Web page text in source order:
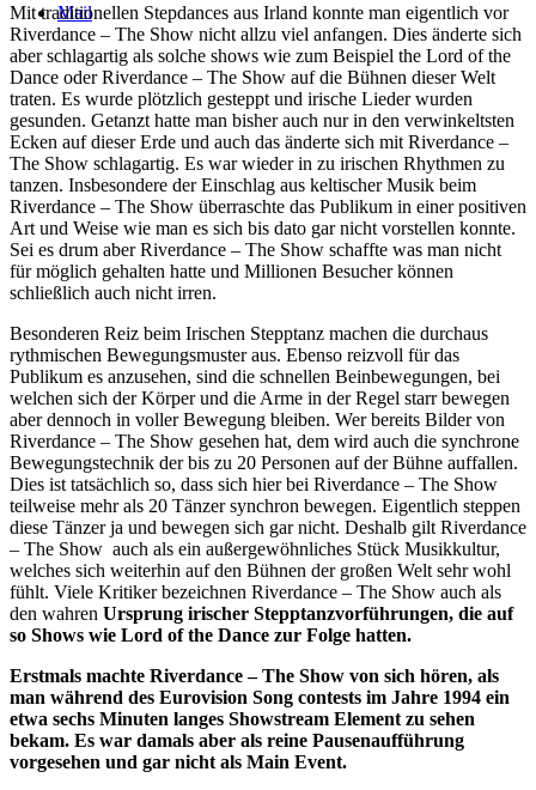
Mail
Mit traditionellen Stepdances aus Irland konnte man eigentlich vor
Riverdance – The Show nicht allzu viel anfangen. Dies änderte sich
aber schlagartig als solche shows wie zum Beispiel the Lord of the
Dance oder Riverdance – The Show auf die Bühnen dieser Welt
traten. Es wurde plötzlich gesteppt und irische Lieder wurden
gesunden. Getanzt hatte man bisher auch nur in den verwinkeltsten
Ecken auf dieser Erde und auch das änderte sich mit Riverdance –
The Show schlagartig. Es war wieder in zu irischen Rhythmen zu
tanzen. Insbesondere der Einschlag aus keltischer Musik beim
Riverdance – The Show überraschte das Publikum in einer positiven
Art und Weise wie man es sich bis dato gar nicht vorstellen konnte.
Sei es drum aber Riverdance – The Show schaffte was man nicht
für möglich gehalten hatte und Millionen Besucher können
schließlich auch nicht irren.
Besonderen Reiz beim Irischen Stepptanz machen die durchaus
rythmischen Bewegungsmuster aus. Ebenso reizvoll für das
Publikum es anzusehen, sind die schnellen Beinbewegungen, bei
welchen sich der Körper und die Arme in der Regel starr bewegen
aber dennoch in voller Bewegung bleiben. Wer bereits Bilder von
Riverdance – The Show gesehen hat, dem wird auch die synchrone
Bewegungstechnik der bis zu 20 Personen auf der Bühne auffallen.
Dies ist tatsächlich so, dass sich hier bei Riverdance – The Show
teilweise mehr als 20 Tänzer synchron bewegen. Eigentlich steppen
diese Tänzer ja und bewegen sich gar nicht. Deshalb gilt Riverdance
– The Show auch als ein außergewöhnliches Stück Musikkultur,
welches sich weiterhin auf den Bühnen der großen Welt sehr wohl
fühlt. Viele Kritiker bezeichnen Riverdance – The Show auch als
den wahren Ursprung irischer Stepptanzvorführungen, die auf
so Shows wie Lord of the Dance zur Folge hatten.
Erstmals machte Riverdance – The Show von sich hören, als
man während des Eurovision Song contests im Jahre 1994 ein
etwa sechs Minuten langes Showstream Element zu sehen
bekam. Es war damals aber als reine Pausenaufführung
vorgesehen und gar nicht als Main Event.